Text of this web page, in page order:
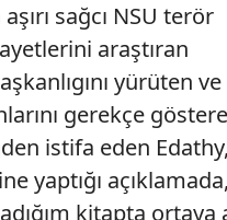
sağcı NSU terör
araştıran
yürüten
gerekçe
istifa eden
yaptığı açıklamada,
kitapta ortaya